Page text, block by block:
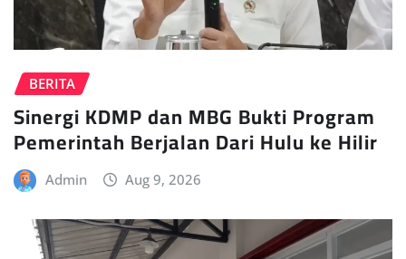
BERITA
Sinergi KDMP dan MBG Bukti Program
Pemerintah Berjalan Dari Hulu ke Hilir
Admin Aug 9, 2026